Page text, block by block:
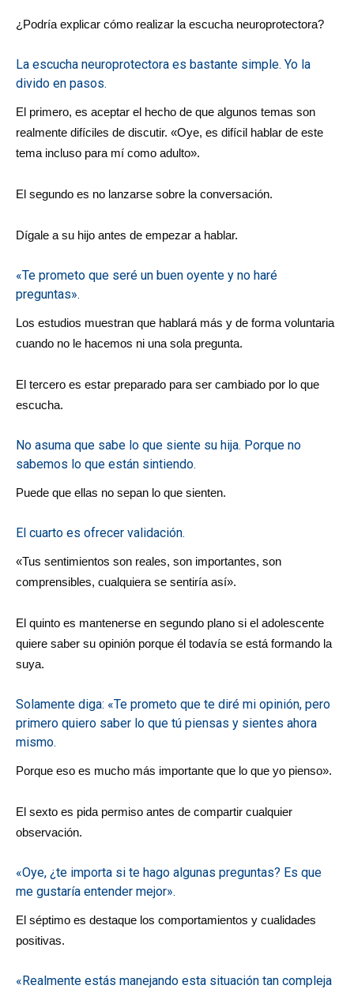
¿Podría explicar cómo realizar la escucha neuroprotectora?
La escucha neuroprotectora es bastante simple. Yo la
divido en pasos.
El primero, es aceptar el hecho de que algunos temas son
realmente difíciles de discutir. «Oye, es difícil hablar de este
tema incluso para mí como adulto».
El segundo es no lanzarse sobre la conversación.
Dígale a su hijo antes de empezar a hablar.
«Te prometo que seré un buen oyente y no haré
preguntas».
Los estudios muestran que hablará más y de forma voluntaria
cuando no le hacemos ni una sola pregunta.
El tercero es estar preparado para ser cambiado por lo que
escucha.
No asuma que sabe lo que siente su hija. Porque no
sabemos lo que están sintiendo.
Puede que ellas no sepan lo que sienten.
El cuarto es ofrecer validación.
«Tus sentimientos son reales, son importantes, son
comprensibles, cualquiera se sentiría así».
El quinto es mantenerse en segundo plano si el adolescente
quiere saber su opinión porque él todavía se está formando la
suya.
Solamente diga: «Te prometo que te diré mi opinión, pero
primero quiero saber lo que tú piensas y sientes ahora
mismo.
Porque eso es mucho más importante que lo que yo pienso».
El sexto es pida permiso antes de compartir cualquier
observación.
«Oye, ¿te importa si te hago algunas preguntas? Es que
me gustaría entender mejor».
El séptimo es destaque los comportamientos y cualidades
positivas.
«Realmente estás manejando esta situación tan compleja